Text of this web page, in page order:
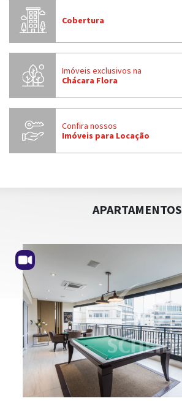
ADM. DE IMÓVEL
Cobertura
Imóveis exclusivos na
Chácara Flora
Confira nossos
Imóveis para Locação
APARTAMENTOS